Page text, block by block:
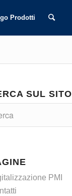
Prodotti
SUL SITO
PMI